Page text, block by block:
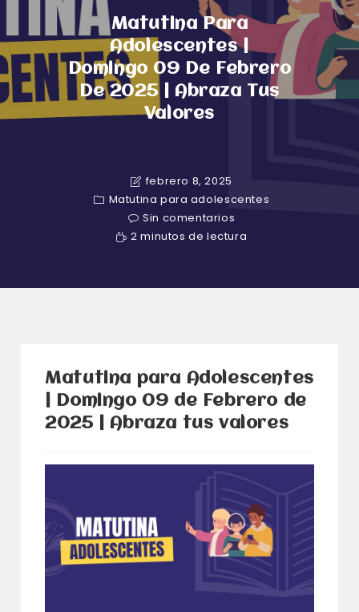
Matutina Para
Adolescentes |
Domingo 09 De Febrero
De 2025 | Abraza Tus
Valores
febrero 8, 2025
Matutina para adolescentes
Sin comentarios
2 minutos de lectura
Matutina para Adolescentes
| Domingo 09 de Febrero de
2025 | Abraza tus valores